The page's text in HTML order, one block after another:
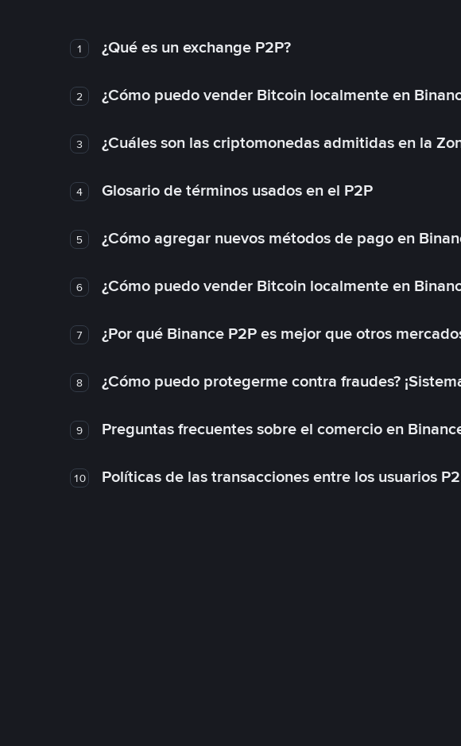
1 ¿Qué es un exchange P2P?
2 ¿Cómo puedo vender Bitcoin localmente en
3 ¿Cuáles son las criptomonedas admitidas en la
4 Glosario de términos usados en el P2P
5 ¿Cómo agregar nuevos métodos de pago en
6 ¿Cómo puedo vender Bitcoin localmente en
7 ¿Por qué Binance P2P es mejor que otros
8 ¿Cómo puedo protegerme contra fraudes?
9 Preguntas frecuentes sobre el comercio en
10 Políticas de las transacciones entre los usuarios